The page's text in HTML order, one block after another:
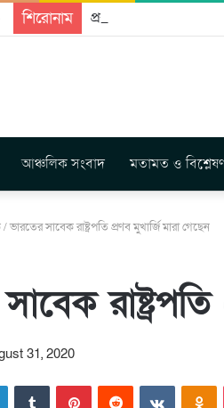
শিরোনাম প্রকাশিত হতে যাচ্ছে দি
আঞ্চলিক সংবাদ মতামত ও
/ভারতের সাবেক রাষ্ট্রপতি প্রণব মুখার্জি মারা গেছেন
31, 2020